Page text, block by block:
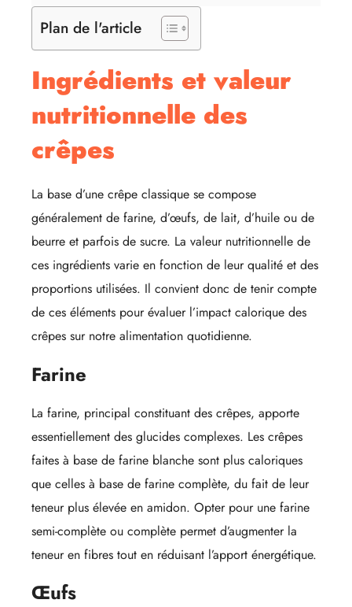
Plan de l'article
Ingrédients et valeur
nutritionnelle des
crêpes
La base d’une crêpe classique se compose
généralement de farine, d’œufs, de lait, d’huile ou de
beurre et parfois de sucre. La valeur nutritionnelle de
ces ingrédients varie en fonction de leur qualité et des
proportions utilisées. Il convient donc de tenir compte
de ces éléments pour évaluer l’impact calorique des
crêpes sur notre alimentation quotidienne.
Farine
La farine, principal constituant des crêpes, apporte
essentiellement des glucides complexes. Les crêpes
faites à base de farine blanche sont plus caloriques
que celles à base de farine complète, du fait de leur
teneur plus élevée en amidon. Opter pour une farine
semi-complète ou complète permet d’augmenter la
teneur en fibres tout en réduisant l’apport énergétique.
Œufs